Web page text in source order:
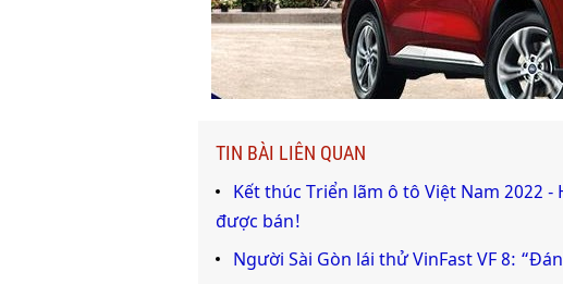
TIN BÀI LIÊN QUAN
Kết thúc Triển lãm ô tô Việt Nam 2022
được bán!
Người Sài Gòn lái thử VinFast VF 8: